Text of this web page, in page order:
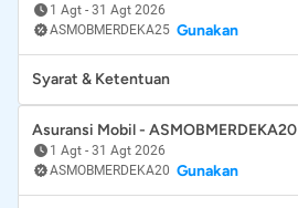
1 Agt - 31 Agt 2026
ASMOBMERDEKA25 Gunakan
Syarat & Ketentuan
Asuransi Mobil - ASMOBMERDEKA20
1 Agt - 31 Agt 2026
ASMOBMERDEKA20 Gunakan